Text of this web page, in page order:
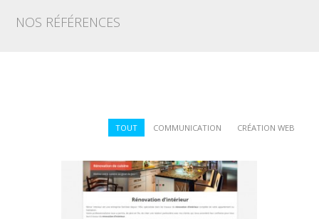
NOS RÉFÉRENCES
TOUT COMMUNICATION CRÉATION WEB